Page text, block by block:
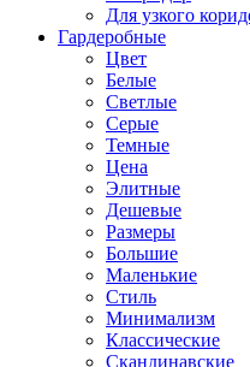
Для узкого
Гардеробные
Цвет
Белые
Светлые
Серые
Темные
Цена
Элитные
Дешевые
Размеры
Большие
Маленькие
Стиль
Минимализм
Классические
Скандинавские